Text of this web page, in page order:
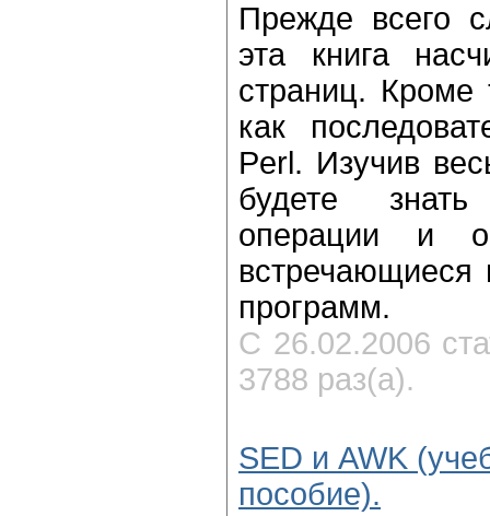
Прежде всего
эта книга
страниц. Кроме
как
Perl. Изучив
будете
операции и
встречающиеся
программ.
С 26.02.2006
3788 раз(а).
SED и AWK
пособие).